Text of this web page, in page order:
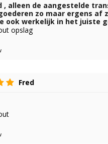
, alleen de aangestelde
zo maar ergens af
ook werkelijk in het juiste
opslag
Fred